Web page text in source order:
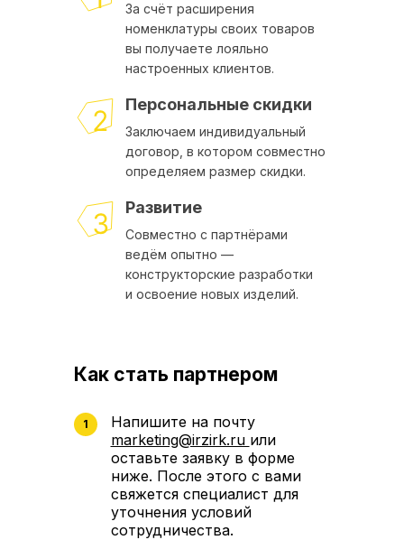
За счёт расширения
номенклатуры своих товаров
вы получаете лояльно
настроенных клиентов.
Персональные скидки
Заключаем индивидуальный
договор, в котором совместно
определяем размер скидки.
Развитие
Совместно с партнёрами
ведём опытно —
конструкторские разработки
и освоение новых изделий.
Как стать партнером
1
Напишите на почту
marketing@irzirk.ru или
оставьте заявку в форме
ниже. После этого с вами
свяжется специалист для
уточнения условий
сотрудничества.